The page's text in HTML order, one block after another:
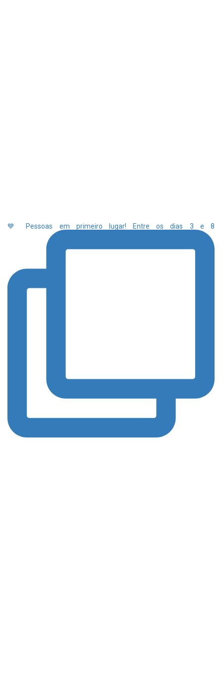
💙 Pessoas em primeiro lugar! Entre os dias 3 e 8